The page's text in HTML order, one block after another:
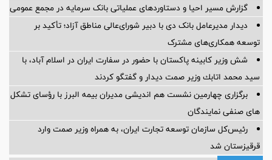
گزارش مسیر احیا و دستاوردهای عملیاتی بانک سرمایه در مجمع عمومی
دیدار مدیرعامل بانک دی با دبیر شورای‌عالی مناطق آزاد؛ تأکید بر
توسعه همکاری‌های مشترک
شش وزیر کابینه پاکستان با حضور در سفارت ایران در اسلام آباد، با
سيد محمد اتابك وزير صمت ديدار و گفتگو كردند
برگزاری چهارمین نشست هم اندیشی مدیران بیمه البرز با رؤسای تشکل
های صنفی نمایندگان
رئیس‌کل سازمان توسعه تجارت ایران، به همراه وزیر صمت وارد
قرقیزستان شد